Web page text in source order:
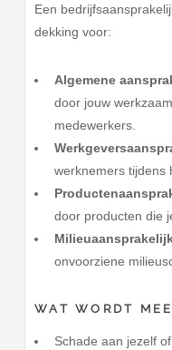
Een
dekking voor:
Algemene
door jouw
medewerkers.
werknemers tijdens
door producten die
onvoorziene
WAT WORDT
Schade aan jezelf